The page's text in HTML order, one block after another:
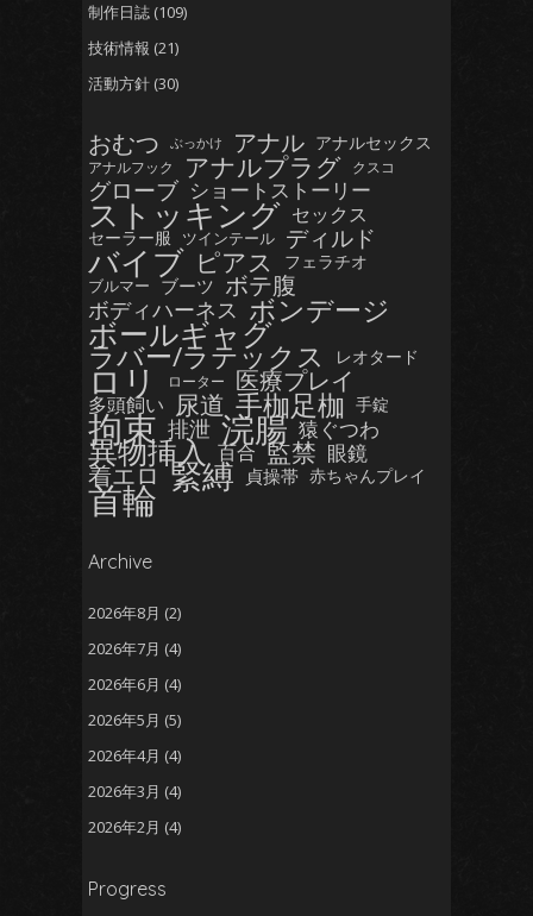
制作日誌 (109)
技術情報 (21)
活動方針 (30)
おむつ ぶっかけ アナル アナルセックス
アナルフック アナルプラグ クスコ
グローブ ショートストーリー
ストッキング セックス
セーラー服 ツインテール ディルド
バイブ ピアス フェラチオ
ブルマー ブーツ ボテ腹
ボディハーネス ボンデージ
ボールギャグ
ラバー/ラテックス レオタード
ロリ ローター 医療プレイ
多頭飼い 尿道 手枷足枷 手錠
拘束 排泄 浣腸 猿ぐつわ
異物挿入 百合 監禁 眼鏡
着エロ 緊縛 貞操帯 赤ちゃんプレイ
首輪
Archive
2026年8月 (2)
2026年7月 (4)
2026年6月 (4)
2026年5月 (5)
2026年4月 (4)
2026年3月 (4)
2026年2月 (4)
2025年12月
Progress